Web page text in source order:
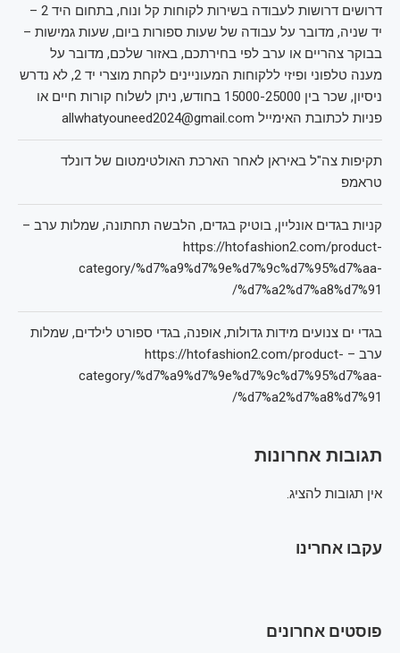
דרושים דרושות לעבודה בשירות לקוחות קל ונוח, בתחום היד 2 –
יד שניה, מדובר על עבודה של שעות ספורות ביום, שעות גמישות –
בבוקר צהריים או ערב לפי בחירתכם, באזור שלכם, מדובר על
מענה טלפוני ופיזי ללקוחות המעוניינים לקחת מוצרי יד 2, לא נדרש
ניסיון, שכר בין 15000-25000 בחודש, ניתן לשלוח קורות חיים או
פניות לכתובת האימייל allwhatyouneed2024@gmail.com
תקיפות צה"ל באיראן לאחר הארכת האולטימטום של דונלד
טראמפ
קניות בגדים אונליין, בוטיק בגדים, הלבשה תחתונה, שמלות ערב –
https://htofashion2.com/product-
category/%d7%a9%d7%9e%d7%9c%d7%95%d7%aa-
%d7%a2%d7%a8%d7%91/
בגדי ים צנועים מידות גדולות, אופנה, בגדי ספורט לילדים, שמלות
ערב – https://htofashion2.com/product-
category/%d7%a9%d7%9e%d7%9c%d7%95%d7%aa-
%d7%a2%d7%a8%d7%91/
תגובות אחרונות
אין תגובות להציג.
עקבו אחרינו
פוסטים אחרונים